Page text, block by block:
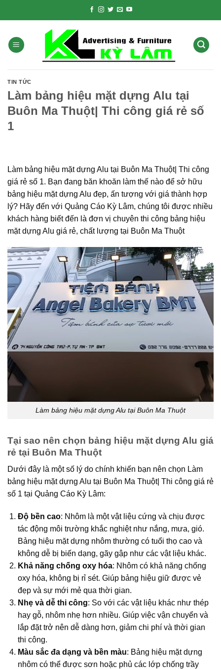
TIN TỨC
Làm bảng hiệu mặt dựng Alu tại
Buôn Ma Thuột| Thi công giá rẻ số
1
Làm bảng hiệu mặt dựng Alu tại Buôn Ma Thuột| Thi công
giá rẻ số 1. Bạn đang băn khoăn làm thế nào để sở hữu
bảng hiệu mặt dựng Alu đẹp, ấn tượng với giá thành hợp
lý? Hãy đến với Quảng Cáo Kỳ Lâm, chúng tôi được nhiều
khách hàng biết đến là đơn vị chuyên thi công bảng hiệu
mặt dựng Alu giá rẻ, chất lượng tại Buôn Ma Thuột
Làm bảng hiệu mặt dựng Alu tại Buôn Ma Thuột
Tại sao nên chọn bảng hiệu mặt dựng Alu giá
rẻ tại Buôn Ma Thuột
Dưới đây là một số lý do chính khiến bạn nên chọn Làm
bảng hiệu mặt dựng Alu tại Buôn Ma Thuột| Thi công giá rẻ
số 1 tại Quảng Cáo Kỳ Lâm:
Độ bền cao: Nhôm là một vật liệu cứng và chịu được
tác động môi trường khắc nghiệt như nắng, mưa, gió.
Bảng hiệu mặt dựng nhôm thường có tuổi thọ cao và
không dễ bị biến dạng, gãy gập như các vật liệu khác.
Khả năng chống oxy hóa: Nhôm có khả năng chống
oxy hóa, không bị rỉ sét. Giúp bảng hiệu giữ được vẻ
đẹp và sự mới mẻ qua thời gian.
Nhẹ và dễ thi công: So với các vật liệu khác như thép
hay gỗ, nhôm nhẹ hơn nhiều. Giúp việc vận chuyển và
lắp đặt trở nên dễ dàng hơn, giảm chi phí và thời gian
thi công.
Màu sắc đa dạng và bền màu: Bảng hiệu mặt dựng
nhôm có thể được sơn hoặc phủ các lớp chống trầy